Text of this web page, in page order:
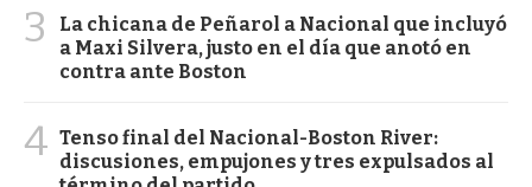
3
La chicana de Peñarol a Nacional que incluyó
a Maxi Silvera, justo en el día que anotó en
contra ante Boston
4 Tenso final del Nacional-Boston River:
discusiones, empujones y tres expulsados al